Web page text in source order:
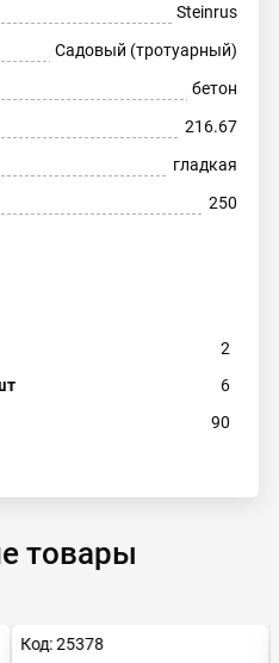
Steinrus
Садовый (тротуарный)
бетон
216.67
гладкая
250
2
6
90
товары
Код: 25378